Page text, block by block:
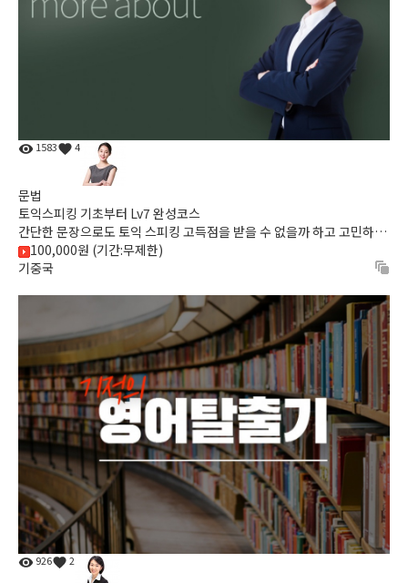
1583 4
문법
토익스피킹 기초부터 Lv7 완성코스
간단한 문장으로도 토익 스피킹 고득점을 받을 수 없을까 하고 고민하고
계셨던 모든 분들에게 추천해드리는 스피킹 기초 완성코스입...
100,000원 (기간:무제한)
기중국
926 2